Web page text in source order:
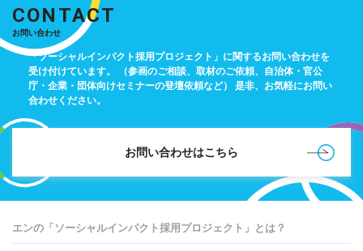
CONTACT
お問い合わせ
「ソーシャルインパクト採用プロジェクト」に関するお問い合わせを
受け付けています。
（参画のご相談、取材のご依頼、自治体・官公
庁・企業・団体向けセミナーの登壇依頼など）
是非、お気軽にお問い
合わせください。
お問い合わせはこちら
エンの「ソーシャルインパクト採用プロジェクト」とは？